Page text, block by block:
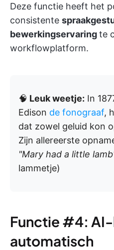
Deze functie heeft het
consistente
bewerkingservaringte
workflowplatform.
🧠 Leuk weetje: In
Edison de fonograaf,
dat zowel geluid kon
Zijn allereerste
"Mary had a little
lammetje)
Functie #4:
automatisch